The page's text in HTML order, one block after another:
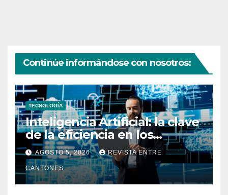
Continúe informándose con nosotros:
TECNOLOGÍA
Inteligencia Artificial: la clave
de la eficiencia en los
Centros de Operaciones de
Seguridad
AGOSTO 5, 2026 REVISTA ENTRE
CANTONES